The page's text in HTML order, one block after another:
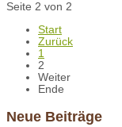
Seite 2 von 2
Start
Zurück
1
2
Weiter
Ende
Neue Beiträge